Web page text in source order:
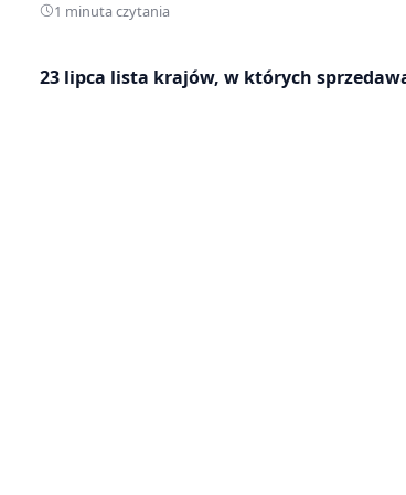
1 minuta czytania
23 lipca lista krajów, w których